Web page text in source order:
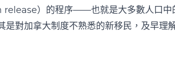
）的程序——也就是大多數人口中
是對加拿大制度不熟悉的新移民，及早理